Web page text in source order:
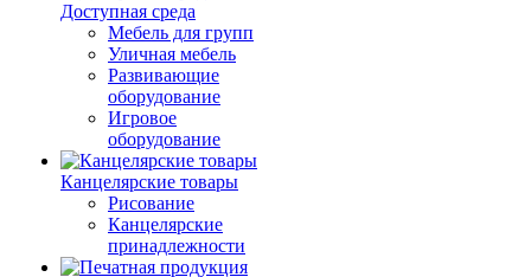
Доступная среда
Мебель для групп
Уличная мебель
Развивающие
оборудование
Игровое
оборудование
Канцелярские товары
Рисование
Канцелярские
принадлежности